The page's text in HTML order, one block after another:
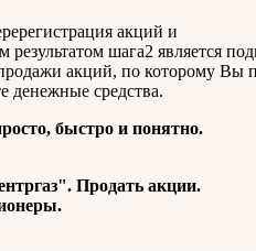
акций и
шага2 является
акций, по которому Вы
денежные средства.
быстро и понятно.
Продать акции.